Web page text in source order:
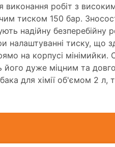
виконання робіт з
тиском 150 бар.
надійну безперебійну
налаштуванні тиску, що
на корпусі мінімийки.
дуже міцним та
для хімії об'ємом 2 л,